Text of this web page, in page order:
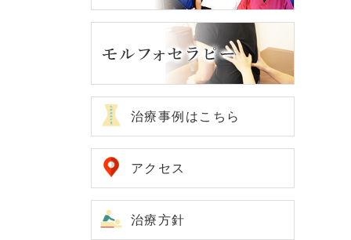
治療事例はこちら
アクセス
治療方針